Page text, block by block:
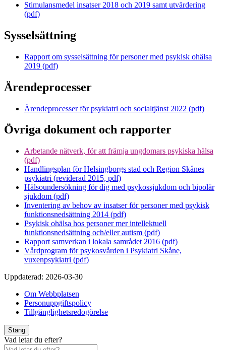
Stimulansmedel insatser 2018 och 2019 samt utvärdering
(pdf)
Sysselsättning
Rapport om sysselsättning för personer med psykisk ohälsa
2019 (pdf)
Ärendeprocesser
Ärendeprocesser för psykiatri och socialtjänst 2022 (pdf)
Övriga dokument och rapporter
Arbetande nätverk, för att främja ungdomars psykiska hälsa
(pdf)
Handlingsplan för Helsingborgs stad och Region Skånes
psykiatri (reviderad 2015, pdf)
Hälsoundersökning för dig med psykossjukdom och bipolär
sjukdom (pdf)
Inventering av behov av insatser för personer med psykisk
funktionsnedsättning 2014 (pdf)
Psykisk ohälsa hos personer mer intellektuell
funktionsnedsättning och/eller autism (pdf)
Rapport samverkan i lokala samrådet 2016 (pdf)
Vårdprogram för psykosvården i Psykiatri Skåne,
vuxenpsykiatri (pdf)
Uppdaterad: 2026-03-30
Om Webbplatsen
Personuppgiftspolicy
Tillgänglighetsredogörelse
Stäng
Vad letar du efter?